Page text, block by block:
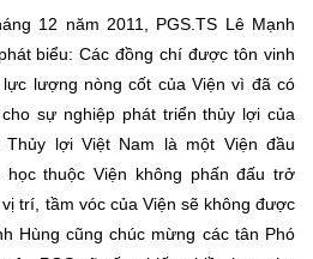
12 năm 2011, PGS.TS Lê Mạnh
biểu: Các đồng chí được tôn vinh
lượng nòng cốt của Viện vì đã có
sự nghiệp phát triển thủy lợi của
lợi Việt Nam là một Viện đầu
thuộc Viện không phấn đấu trở
trí, tầm vóc của Viện sẽ không được
Hùng cũng chúc mừng các tân Phó